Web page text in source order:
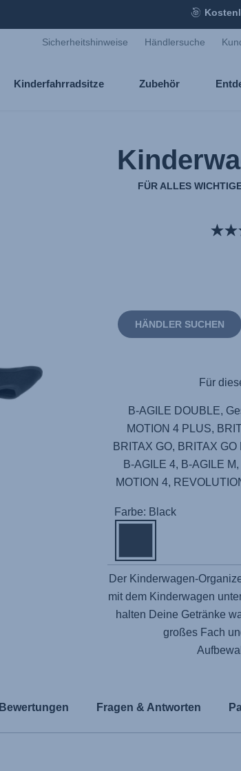
Sicherheitshinweise Händlersuche
Kinderfahrradsitze Zubehör
FÜR ALLES
HÄNDLER SUCHEN
Für
B-AGILE DOUBLE,
MOTION 4 PLUS,
BRITAX GO, BRITAX
B-AGILE 4, B-AGILE
MOTION 4,
Farbe: Black
Der Kinderwagen-
mit dem Kinderwagen
halten Deine Getränke
großes Fach
Bewertungen Fragen & Antworten